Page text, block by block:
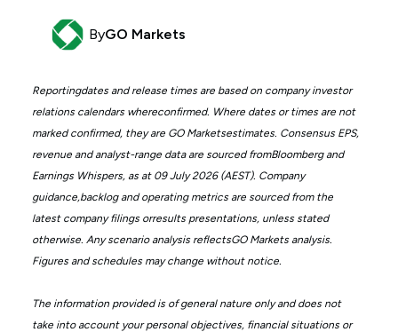
ByGO Markets
Reportingdates and release times are based on company investor
relations calendars whereconfirmed. Where dates or times are not
marked confirmed, they are GO Marketsestimates. Consensus EPS,
revenue and analyst-range data are sourced fromBloomberg and
Earnings Whispers, as at 09 July 2026 (AEST). Company
guidance,backlog and operating metrics are sourced from the
latest company filings orresults presentations, unless stated
otherwise. Any scenario analysis reflectsGO Markets analysis.
Figures and schedules may change without notice.
The information provided is of general nature only and does not
take into account your personal objectives, financial situations or